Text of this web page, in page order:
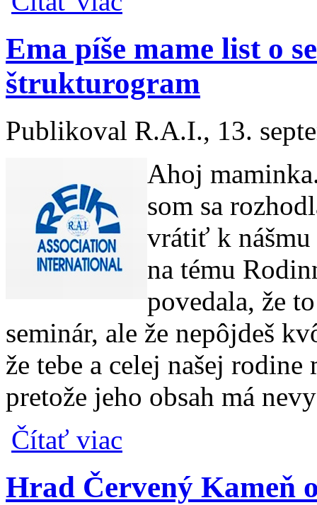
Ema píše mame list o
štrukturogram
Publikoval R.A.I., 13.
Ahoj
som sa
vrátiť k
na tému
povedala, že
seminár, ale že nepôjdeš
že tebe a celej našej
pretože jeho obsah má
Čítať viac
Hrad Červený Kameň